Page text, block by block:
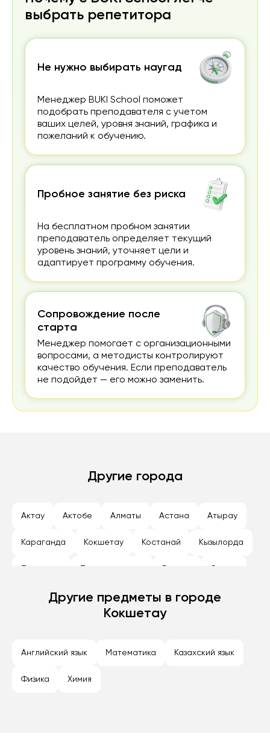
выбрать репетитора
Не нужно выбирать наугад
Менеджер BUKI School поможет
подобрать преподавателя с учетом
ваших целей, уровня знаний, графика и
пожеланий к обучению.
Пробное занятие без риска
На бесплатном пробном занятии
преподаватель определяет текущий
уровень знаний, уточняет цели и
адаптирует программу обучения.
Сопровождение после
старта
Менеджер помогает с организационными
вопросами, а методисты контролируют
качество обучения. Если преподаватель
не подойдет — его можно заменить.
Другие города
Актау Актобе Алматы Астана Атырау
Караганда Кокшетау Костанай Кызылорда
Талдыкорган Тараз Темиртау Туркестан
Экибастуз
Другие предметы в городе
Кокшетау
Английский язык Математика Казахский язык
Физика Химия